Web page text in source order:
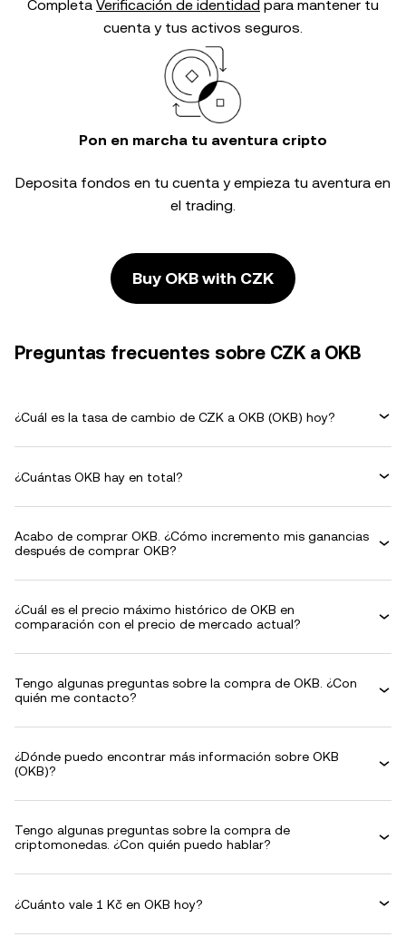
Completa Verificación de identidad para mantener tu
cuenta y tus activos seguros.
Pon en marcha tu aventura cripto
Deposita fondos en tu cuenta y empieza tu aventura en
el trading.
Buy OKB with CZK
Preguntas frecuentes sobre CZK a OKB
¿Cuál es la tasa de cambio de CZK a OKB (OKB) hoy?
¿Cuántas OKB hay en total?
Acabo de comprar OKB. ¿Cómo incremento mis ganancias
después de comprar OKB?
¿Cuál es el precio máximo histórico de OKB en
comparación con el precio de mercado actual?
Tengo algunas preguntas sobre la compra de OKB. ¿Con
quién me contacto?
¿Dónde puedo encontrar más información sobre OKB
(OKB)?
Tengo algunas preguntas sobre la compra de
criptomonedas. ¿Con quién puedo hablar?
¿Cuánto vale 1 Kč en OKB hoy?